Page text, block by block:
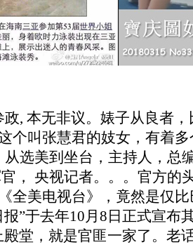
政, 本无非议。婊子从良者
个叫张慧君的妓女，有着
从选美到坐台，主持人，总
， 央视记者。。。官方的
全美电视台》，竟然是仅
”于去年10月8日正式宣布
堂，就是官匪一家了。老